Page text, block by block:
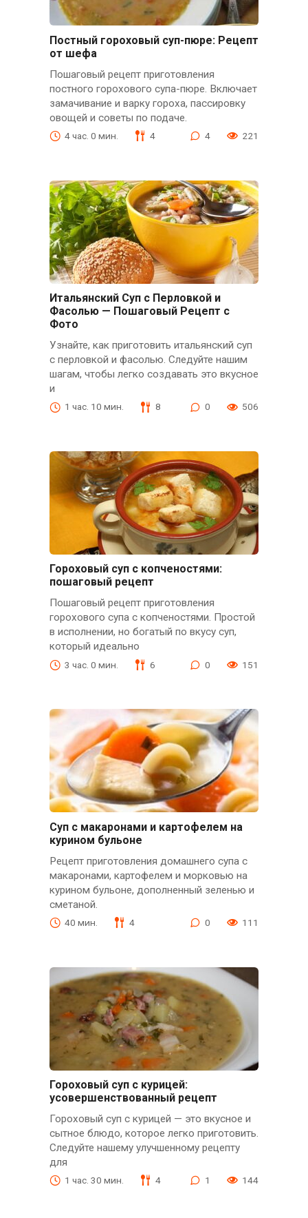
Постный гороховый суп-пюре: Рецепт
от шефа
Пошаговый рецепт приготовления
постного горохового супа-пюре. Включает
замачивание и варку гороха, пассировку
овощей и советы по подаче.
4 час. 0 мин. 4 4 221
Итальянский Суп с Перловкой и
Фасолью — Пошаговый Рецепт с
Фото
Узнайте, как приготовить итальянский суп
с перловкой и фасолью. Следуйте нашим
шагам, чтобы легко создавать это вкусное
и
1 час. 10 мин. 8 0 506
Гороховый суп с копченостями:
пошаговый рецепт
Пошаговый рецепт приготовления
горохового супа с копченостями. Простой
в исполнении, но богатый по вкусу суп,
который идеально
3 час. 0 мин. 6 0 151
Суп с макаронами и картофелем на
курином бульоне
Рецепт приготовления домашнего супа с
макаронами, картофелем и морковью на
курином бульоне, дополненный зеленью и
сметаной.
40 мин. 4 0 111
Гороховый суп с курицей:
усовершенствованный рецепт
Гороховый суп с курицей — это вкусное и
сытное блюдо, которое легко приготовить.
Следуйте нашему улучшенному рецепту
для
1 час. 30 мин. 4 1 144